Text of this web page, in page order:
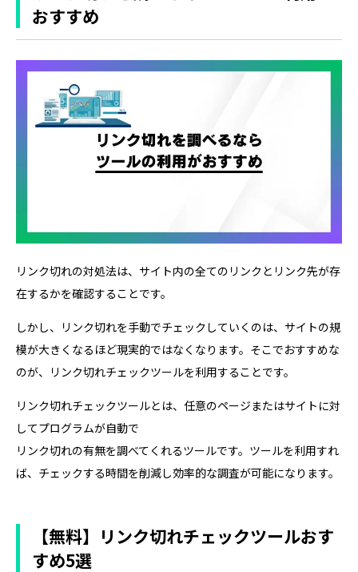
おすすめ
リンク切れの対処法は、サイト内の全てのリンクとリンク先が存
在するかを確認することです。
しかし、リンク切れを手動でチェックしていくのは、サイトの規
模が大きくなるほど現実的ではなくなります。そこでおすすめな
のが、リンク切れチェックツールを利用することです。
リンク切れチェックツールとは、任意のページまたはサイトに対
してプログラムが自動で
リンク切れの有無を調べてくれるツールです。ツールを利用すれ
ば、チェックする時間を削減し効率的な調査が可能になります。
【無料】リンク切れチェックツールおす
すめ5選